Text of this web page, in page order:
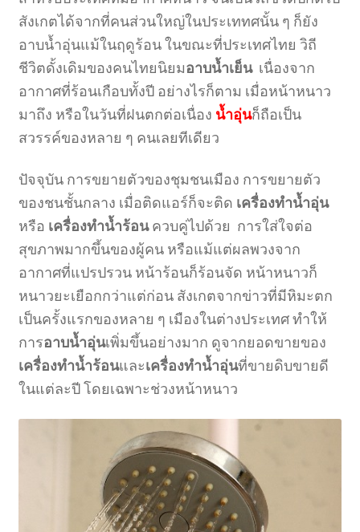
สังเกตได้จากที่คนส่วนใหญ่ในประเททศนั้น ๆ ก็ยัง
อาบน้ำอุ่นแม้ในฤดูร้อน ในขณะที่ประเทศไทย วิถี
ชีวิตดั้งเดิมของคนไทยนิยมอาบน้ำเย็นเนื่องจาก
อากาศที่ร้อนเกือบทั้งปี อย่างไรก็ตาม เมื่อหน้าหนาว
มาถึง หรือในวันที่ฝนตกต่อเนื่อง น้ำอุ่นก็ถือเป็น
สวรรค์ของหลาย ๆ คนเลยทีเดียว
ปัจจุบัน การขยายตัวของชุมชนเมือง การขยายตัว
ของชนชั้นกลาง เมื่อติดแอร์ก็จะติด เครื่องทำน้ำอุ่น
หรือ เครื่องทำน้ำร้อนควบคู่ไปด้วย การใส่ใจต่อ
สุขภาพมากขึ้นของผู้คน หรือแม้แต่ผลพวงจาก
อากาศที่แปรปรวน หน้าร้อนก็ร้อนจัด หน้าหนาวก็
หนาวยะเยือกกว่าแต่ก่อน สังเกตจากข่าวที่มีหิมะตก
เป็นครั้งแรกของหลาย ๆ เมืองในต่างประเทศ ทำให้
การอาบน้ำอุ่นเพิ่มขึ้นอย่างมาก ดูจากยอดขายของ
เครื่องทำน้ำร้อนและเครื่องทำน้ำอุ่นที่ขายดิบขายดี
ในแต่ละปี โดยเฉพาะช่วงหน้าหนาว